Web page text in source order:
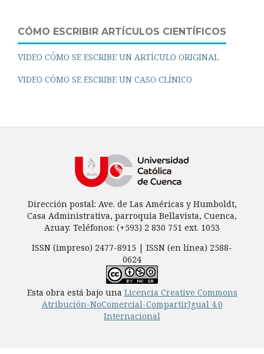
CÓMO ESCRIBIR ARTÍCULOS CIENTÍFICOS
VIDEO CÓMO SE ESCRIBE UN ARTÍCULO ORIGINAL
VIDEO CÓMO SE ESCRIBE UN CASO CLÍNICO
Dirección postal: Ave. de Las Américas y Humboldt,
Casa Administrativa, parroquia Bellavista, Cuenca,
Azuay. Teléfonos: (+593) 2 830 751 ext. 1053
ISSN (impreso) 2477-8915 | ISSN (en línea) 2588-
0624
Esta obra está bajo una Licencia Creative Commons
Atribución-NoComercial-CompartirIgual 4.0
Internacional